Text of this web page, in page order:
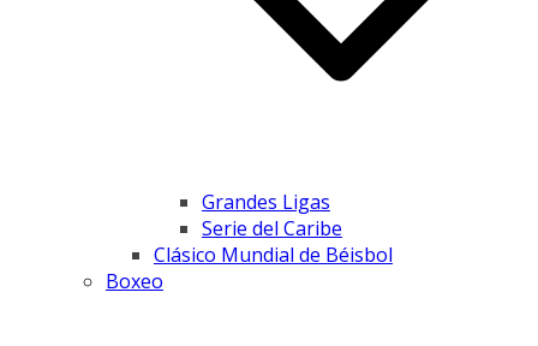
Grandes Ligas
Serie del Caribe
Clásico Mundial de Béisbol
Boxeo